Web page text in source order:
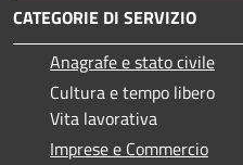
CATEGORIE DI SERVIZIO
Anagrafe e stato civile
Cultura e tempo libero
Vita lavorativa
Imprese e Commercio